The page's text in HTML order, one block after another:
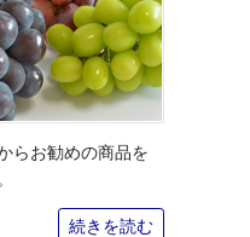
らお勧めの商品を
続きを読む